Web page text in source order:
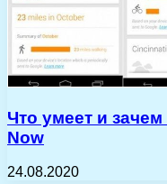
Что умеет и
Now
24.08.2020